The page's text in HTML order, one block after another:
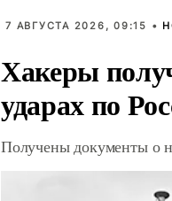
7 АВГУСТА 2026, 09:15 •
Хакеры
ударах по
Получены документы о